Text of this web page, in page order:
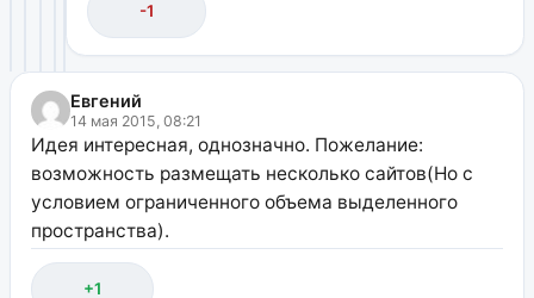
-1
Евгений
14 мая 2015, 08:21
Идея интересная, однозначно. Пожелание:
возможность размещать несколько сайтов(Но с
условием ограниченного объема выделенного
пространства).
+1